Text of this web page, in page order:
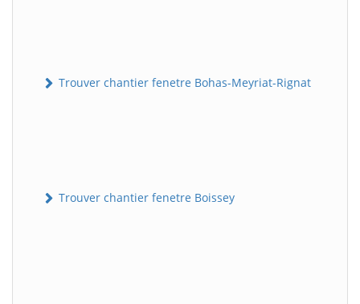
Trouver chantier fenetre Bohas-Meyriat-Rignat
Trouver chantier fenetre Boissey